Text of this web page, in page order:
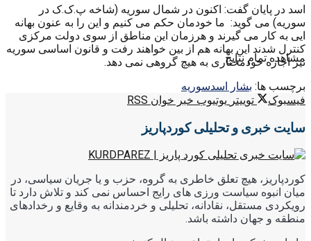
مشاهده تمام نتایج
اسد در پایان گفت: اکنون در شمال سوریه (شاخه پ.ک.ک در
سوریه) می گوید: ما خودمان حکم می کنیم و این را به عنون بهانه
ایی به کار می گیرند و هرزمان این مناطق از سوی دولت مرکزی
کنترل شدند این بهانه هم از بین خواهند رفت و قانون اساسی سوریه
نیز اجازه خودمختاری به هیچ گروهی نمی دهد.
برچسب ها: بشار اسدسوریه
فیسبوک
توییتر یوتیوب خبر خوان RSS
سایت خبری و تحلیلی کوردپاریز
کوردپاریز، هیچ تعلق خاطری به گروه، حزب و یا جریان سیاسی، در
میان انبوه سیاست ورزی های رایج احساس نمی کند و تلاش دارد تا
رویکردی مستقل، نقادانه، تحلیلی و خردمندانه به وقایع و رخدادهای
منطقه و جهان داشته باشد.